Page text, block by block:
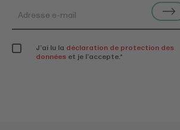
J’ai lu la déclaration de protection des
données et je l’accepte.*